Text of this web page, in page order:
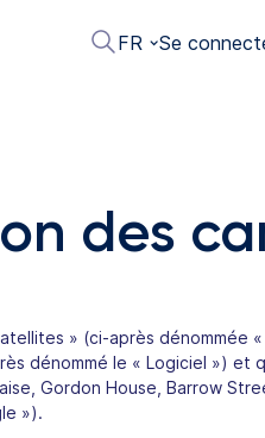
FR Se
des
» (ci-après dénommée
dénommé le « Logiciel ») et
Gordon House, Barrow
»).